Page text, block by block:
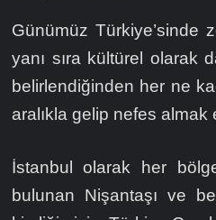
Günümüz Türkiye’sinde
yanı sıra kültürel olarak
belirlendiğinden her ne
aralıkla gelip nefes
İstanbul olarak her
bulunan Nişantaşı ve